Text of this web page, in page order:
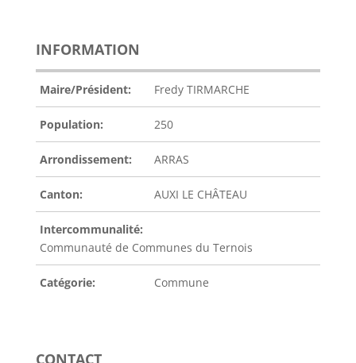
INFORMATION
Maire/Président: Fredy TIRMARCHE
Population: 250
Arrondissement: ARRAS
Canton: AUXI LE CHÂTEAU
Intercommunalité:
Communauté de Communes du Ternois
Catégorie: Commune
CONTACT